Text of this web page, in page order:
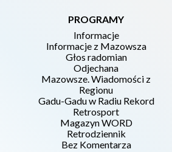
PROGRAMY
Informacje
Informacje z Mazowsza
Głos radomian
Odjechana
Mazowsze. Wiadomości z
Regionu
Gadu-Gadu w Radiu Rekord
Retrosport
Magazyn WORD
Retrodziennik
Bez Komentarza